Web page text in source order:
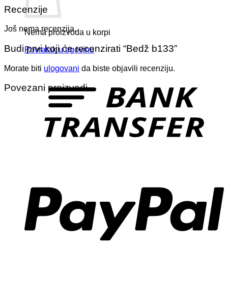
Nema proizvoda u korpi
Povratak u trgovinu
Recenzije
Još nema recenzija.
Budi prvi koji će recenzirati “Bedž b133”
Morate biti ulogovani da biste objavili recenziju.
Povezani proizvodi